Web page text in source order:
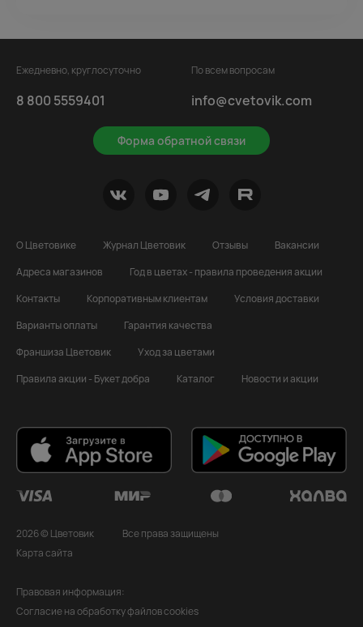
Ежедневно, круглосуточно
8 800 5559401
Форма обратной связи
По всем вопросам
info@cvetovik.com
О Цветовике Журнал Цветовик Отзывы
Вакансии
Адреса магазинов
Год в цветах - правила проведения акции
Контакты
Корпоративным клиентам
Условия доставки
Варианты оплаты
Гарантия качества
Франшиза Цветовик
Уход за цветами
Правила акции - Букет добра
Каталог Новости и акции
2026 © Цветовик
Все права защищены
Карта сайта
Правовая информация:
Согласие на обработку файлов cookies